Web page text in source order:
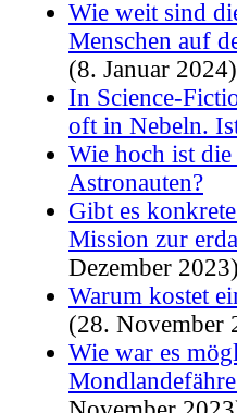
Wie weit sind
Menschen auf
(8. Januar 2024)
In Science-
oft in Nebeln.
Wie hoch ist
Astronauten?
Gibt es
Mission zur
Dezember 2023)
Warum kostet
(28. November
Wie war es